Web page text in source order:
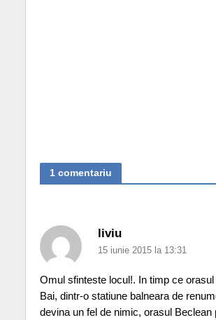
1 comentariu
liviu
15 iunie 2015 la 13:31
Omul sfinteste locul!. In timp ce
Bai, dintr-o statiune balneara de
devina un fel de nimic, orasul Beclean